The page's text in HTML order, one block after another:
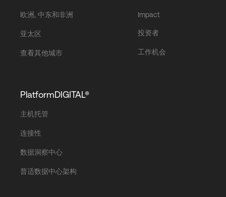
欧洲, 中东和非洲
亚太区
查看其他城市
Impact
投资者
工作机会
PlatformDIGITAL®
主机托管
连接性
数据洞察中心
普适数据中心架构